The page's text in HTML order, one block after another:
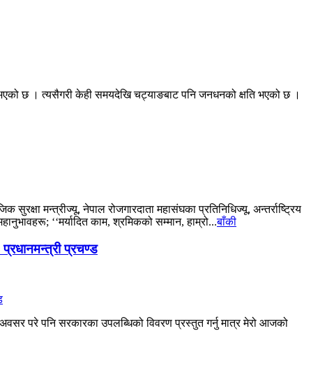
भएको छ । त्यसैगरी केही समयदेखि चट्याङबाट पनि जनधनको क्षति भएको छ ।
मन्त्रीज्यू, नेपाल रोजगारदाता महासंघका प्रतिनिधिज्यू, अन्तर्राष्ट्रिय
‘‘मर्यादित काम, श्रमिकको सम्मान, हाम्रो...बाँकी
प्रचण्ड
परे पनि सरकारका उपलब्धिको विवरण प्रस्तुत गर्नु मात्र मेरो आजको